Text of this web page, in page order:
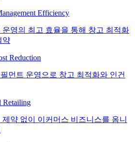
Efficiency
운영의 최고 효율을 통해 창고 최적화
약
Reduction
먼트 운영으로 창고 최적화와 인건
Retailing
제약 없이 이커머스 비즈니스를 옴니